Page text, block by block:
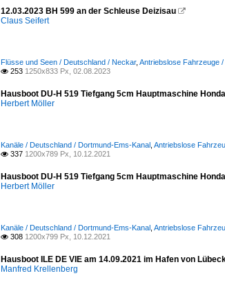
12.03.2023 BH 599 an der Schleuse Deizisau 
Claus Seifert
Flüsse und Seen / Deutschland / Neckar, Antriebslose Fahrzeuge
 253 1250x833 Px, 02.08.2023
Hausboot DU-H 519 Tiefgang 5cm Hauptmaschine
Herbert Möller
Kanäle / Deutschland / Dortmund-Ems-Kanal Antriebslose
 337 1200x789 Px, 10.12.2021
Hausboot DU-H 519 Tiefgang 5cm Hauptmaschine
Herbert Möller
Kanäle / Deutschland / Dortmund-Ems-Kanal Antriebslose
 308 1200x799 Px, 10.12.2021
Hausboot ILE DE VIE am 14.09.2021 im Hafen von
Manfred Krellenberg